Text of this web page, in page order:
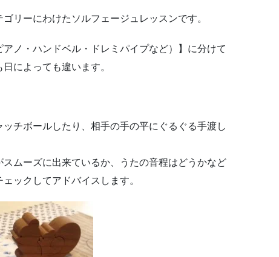
リーにわけたソルフェージュレッスンです。
ノ・ハンドベル・ドレミパイプなど）】に分けて
によっても違います。
チボールしたり、相手の手の平にぐるぐる手渡し
ムーズに出来ているか、うたの音程はどうかなど
ックしてアドバイスします。